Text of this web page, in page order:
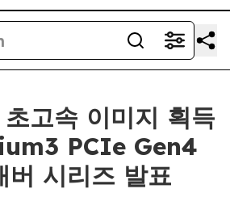
고속 이미지 획득
PCIe Gen4
버 시리즈 발표